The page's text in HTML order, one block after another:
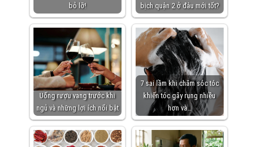
bỏ lỡ!
bịch quận 2 ở đâu mới tốt?
Uống rượu vang trước khi
ngủ và những lợi ích nổi bật
7 sai lầm khi chăm sóc tóc
khiến tóc gãy rụng nhiều
hơn và…